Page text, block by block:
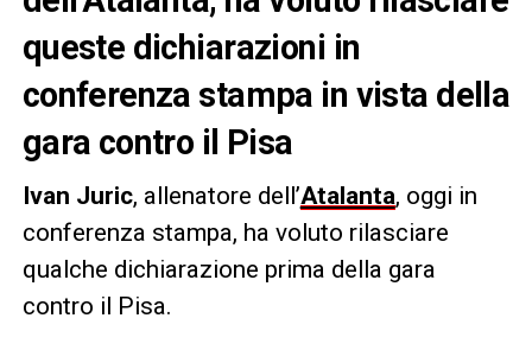
queste dichiarazioni in
conferenza stampa in vista della
gara contro il Pisa
Ivan Juric, allenatore dell’Atalanta, oggi in
conferenza stampa, ha voluto rilasciare
qualche dichiarazione prima della gara
contro il Pisa.